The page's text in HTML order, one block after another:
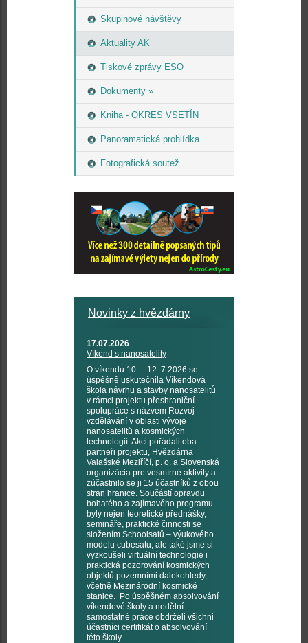
Skupinové návštěvy
Aktuality AK
Tiskové zprávy ESO
Dokumenty »
Kniha - OKRES VSETÍN
Panoramatická prohlídka
Fotografická soutež
Novinky z hvězdárny
17.07.2026
Víkend s nanosatelity
O víkendu 10. – 12. 7 2026 se
úspěšně uskutečnila Víkendová
škola návrhu a stavby nanosatelitů
v rámci projektu přeshraniční
spolupráce s názvem Rozvoj
vzdělávání v oblasti vývoje
nanosatelitů a kosmických
technologií. Akci pořádali oba
partneři projektu, Hvězdárna
Valašské Meziříčí, p. o. a Slovenská
organizácia pre vesmírné aktivity a
zúčastnilo se ji 15 účastníků z obou
stran hranice. Součástí opravdu
bohatého a zajímavého programu
byly nejen teoretické přednášky,
semináře, praktické činnosti se
složením Schoolsatů – výukového
modelu cubesatu, ale také jsme si
vyzkoušeli virtuální technologie i
praktická pozorování kosmických
objektů pozemními dalekohledy,
včetně Mezinárodní kosmické
stanice. Po úspěšném absolvování
víkendové školy a nedělní
samostatné práce obdrželi všichni
účastníci certifikát o absolvování
této školy.